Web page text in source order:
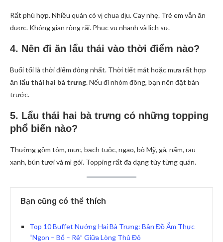
Rất phù hợp. Nhiều quán có vị chua dịu. Cay nhẹ. Trẻ em vẫn ăn
được. Không gian rộng rãi. Phục vụ nhanh và lịch sự.
4. Nên đi ăn lẩu thái vào thời điểm nào?
Buổi tối là thời điểm đông nhất. Thời tiết mát hoặc mưa rất hợp
ăn lẩu thái hai bà trưng. Nếu đi nhóm đông, bạn nên đặt bàn
trước.
5. Lẩu thái hai bà trưng có những topping
phổ biến nào?
Thường gồm tôm, mực, bạch tuộc, ngao, bò Mỹ, gà, nấm, rau
xanh, bún tươi và mì gói. Topping rất đa dạng tùy từng quán.
Bạn cũng có thể thích
Top 10 Buffet Nướng Hai Bà Trưng: Bản Đồ Ẩm Thực
“Ngon – Bổ – Rẻ” Giữa Lòng Thủ Đô